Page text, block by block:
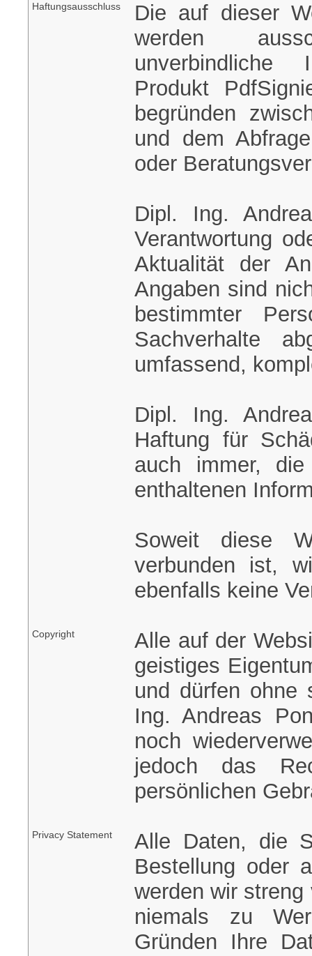
Haftungsausschluss
Die auf dieser
werden
unverbindliche
Produkt
begründen
und dem
oder
Dipl. Ing.
Verantwortung
Aktualität der
Angaben sind
bestimmter
Sachverhalte
umfassend,
Dipl. Ing.
Haftung für
auch immer,
enthaltenen
Soweit diese
verbunden ist,
ebenfalls keine
Copyright
Alle auf der
geistiges
und dürfen ohne
Ing. Andreas
noch
jedoch das
persönlichen
Privacy Statement
Alle Daten, die
Bestellung oder
werden wir
niemals zu
Gründen Ihre